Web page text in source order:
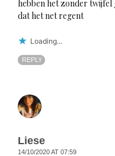
hebben het zonder twijfel
dat het net regent
Loading...
REPLY
Liese
14/10/2020 AT 07:59